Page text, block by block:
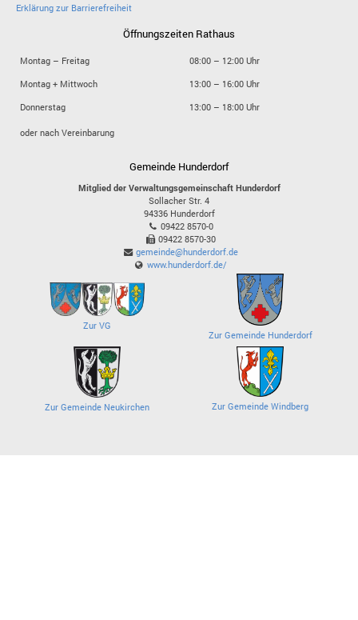
Erklärung zur Barrierefreiheit
Öffnungszeiten Rathaus
Montag – Freitag
08:00 – 12:00 Uhr
Montag + Mittwoch
13:00 – 16:00 Uhr
Donnerstag
13:00 – 18:00 Uhr
oder nach Vereinbarung
Gemeinde Hunderdorf
Mitglied der Verwaltungsgemeinschaft Hunderdorf
Sollacher Str. 4
94336 Hunderdorf
09422 8570-0
09422 8570-30
gemeinde@hunderdorf.de
www.hunderdorf.de/
Zur VG
Zur Gemeinde Hunderdorf
Zur Gemeinde Neukirchen Zur Gemeinde Windberg